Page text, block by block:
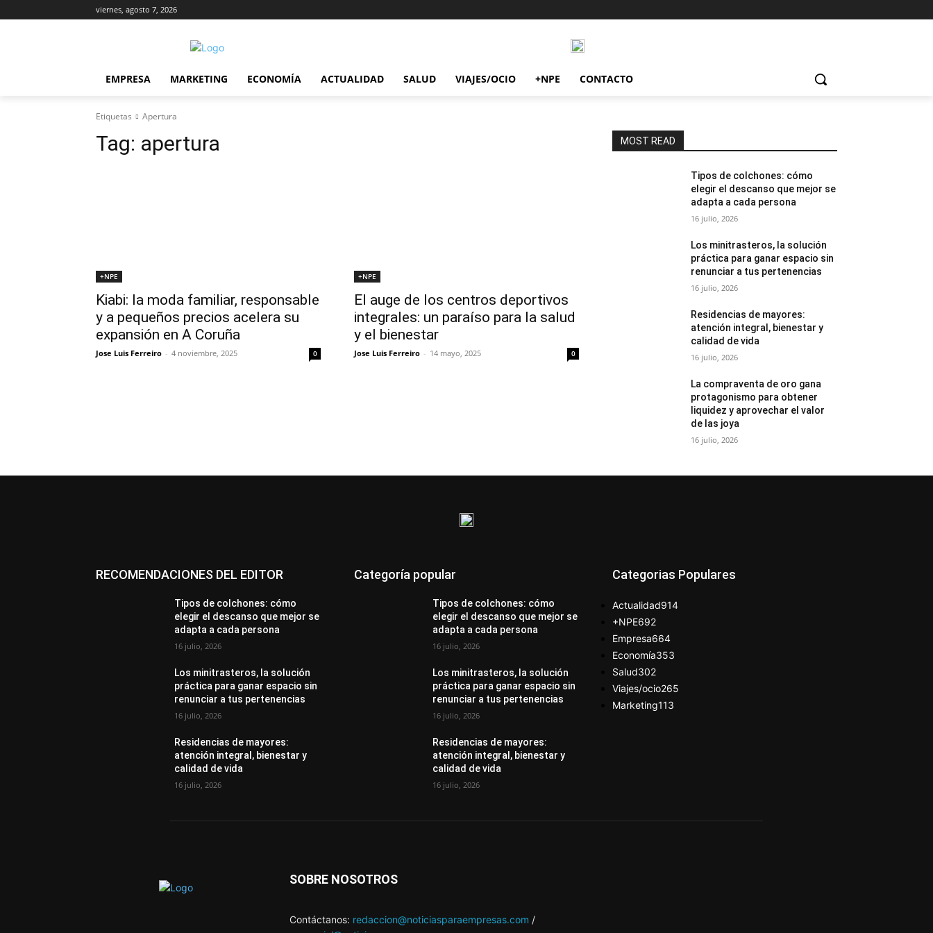
viernes, agosto 7, 2026
EMPRESA MARKETING ECONOMÍA ACTUALIDAD SALUD VIAJES/OCIO +NPE CONTACTO
Etiquetas Apertura
Tag: apertura
+NPE
Kiabi: la moda familiar, responsable
y a pequeños precios acelera su
expansión en A Coruña
Jose Luis Ferreiro - 4 noviembre, 2025 0
+NPE
El auge de los centros deportivos
integrales: un paraíso para la salud
y el bienestar
Jose Luis Ferreiro - 14 mayo, 2025 0
MOST READ
Tipos de colchones: cómo
elegir el descanso que mejor se
adapta a cada persona
16 julio, 2026
Los minitrasteros, la solución
práctica para ganar espacio sin
renunciar a tus pertenencias
16 julio, 2026
Residencias de mayores:
atención integral, bienestar y
calidad de vida
16 julio, 2026
La compraventa de oro gana
protagonismo para obtener
liquidez y aprovechar el valor
de las joya
16 julio, 2026
RECOMENDACIONES DEL EDITOR
Tipos de colchones: cómo
elegir el descanso que mejor se
adapta a cada persona
16 julio, 2026
Los minitrasteros, la solución
práctica para ganar espacio sin
renunciar a tus pertenencias
16 julio, 2026
Residencias de mayores:
atención integral, bienestar y
calidad de vida
16 julio, 2026
Categoría popular
Tipos de colchones: cómo
elegir el descanso que mejor se
adapta a cada persona
16 julio, 2026
Los minitrasteros, la solución
práctica para ganar espacio sin
renunciar a tus pertenencias
16 julio, 2026
Residencias de mayores:
atención integral, bienestar y
calidad de vida
16 julio, 2026
Categorias Populares
Actualidad914
+NPE692
Empresa664
Economía353
Salud302
Viajes/ocio265
Marketing113
SOBRE NOSOTROS
Contáctanos: redaccion@noticiasparaempresas.com /